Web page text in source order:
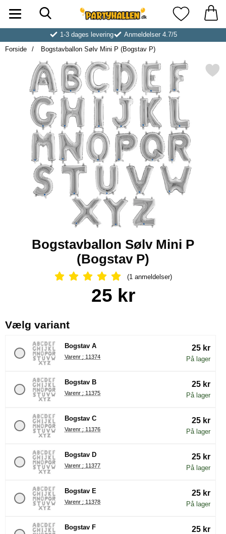
Startside for Partyhallen AB Mine
1-3 dages levering
Anmeldelser 4.7/5
Forside
Bogstavballon Sølv Mini P (Bogstav P)
Markér bogstavballon Sølv Mini
Bogstavballon Sølv Mini P
(Bogstav P)
Anmeldelser: 5 Stjerne, Spring til
(1 anmeldelser)
Køb dette produkt Bogstavballon Sølv Mini P
pris
25 kr
Vælg variant, (Valg af en ny radioknap vil
Bogstav A
Varenr : 11374
25 kr
På lager
Bogstav B
Varenr : 11375
25 kr
På lager
Bogstav C
Varenr : 11376
25 kr
På lager
Bogstav D
Varenr : 11377
25 kr
På lager
Bogstav E
Varenr : 11378
25 kr
På lager
Bogstav F 25 kr